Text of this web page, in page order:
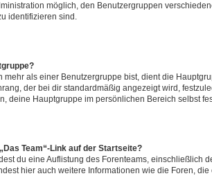
möglich, den Benutzergruppen
identifizieren sind.
mehr als einer Benutzergruppe bist, dient die
der bei dir standardmäßig angezeigt wird,
deine Hauptgruppe im persönlichen Bereich selbst
Team“-Link auf der Startseite?
du eine Auflistung des Forenteams, einschließlich
hier auch weitere Informationen wie die Foren,